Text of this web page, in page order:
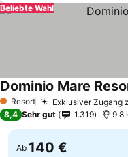
Beliebte Wahl
1 Sterne
Resort Exklusiver Zugang
Dominio Mare
8,4 Sehr gut 1.319 9.8
Ab 140 €